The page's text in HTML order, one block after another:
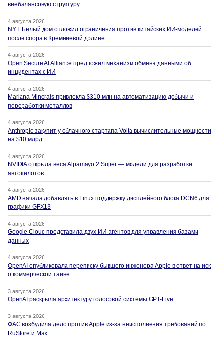
внебалансовую структуру
4 августа 2026
NYT: Белый дом отложил ограничения против китайских ИИ-моделей
после спора в Кремниевой долине
4 августа 2026
Open Secure AI Alliance предложил механизм обмена данными об
инцидентах с ИИ
4 августа 2026
Mariana Minerals привлекла $310 млн на автоматизацию добычи и
переработки металлов
4 августа 2026
Anthropic закупит у облачного стартапа Volta вычислительные мощности
на $10 млрд
4 августа 2026
NVIDIA открыла веса Alpamayo 2 Super — модели для разработки
автопилотов
4 августа 2026
AMD начала добавлять в Linux поддержку дисплейного блока DCN6 для
графики GFX13
4 августа 2026
Google Cloud представила двух ИИ-агентов для управления базами
данных
4 августа 2026
OpenAI опубликовала переписку бывшего инженера Apple в ответ на иск
о коммерческой тайне
3 августа 2026
OpenAI раскрыла архитектуру голосовой системы GPT-Live
3 августа 2026
ФАС возбудила дело против Apple из-за неисполнения требований по
RuStore и Max